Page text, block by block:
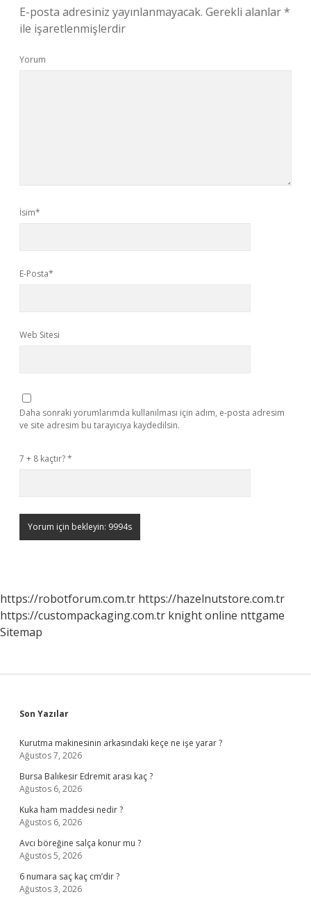
E-posta adresiniz yayınlanmayacak. Gerekli alanlar*
ile işaretlenmişlerdir
Yorum
İsim*
E-Posta*
Web Sitesi
Daha sonraki yorumlarımda kullanılması için adım, e-posta adresim
ve site adresim bu tarayıcıya kaydedilsin.
7 + 8 kaçtır?*
https://robotforum.com.tr https://hazelnutstore.com.tr
https://custompackaging.com.tr knight online nttgame
Sitemap
Sidebar
Son Yazılar
Kurutma makinesinin arkasındaki keçe ne işe yarar ?
Ağustos 7, 2026
Bursa Balıkesir Edremit arası kaç ?
Ağustos 6, 2026
Kuka ham maddesi nedir ?
Ağustos 6, 2026
Avcı böreğine salça konur mu ?
Ağustos 5, 2026
6 numara saç kaç cm’dir ?
Ağustos 3, 2026